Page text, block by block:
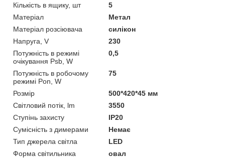
Кількість в ящику, шт
5
Матеріал
Метал
Матеріал розсіювача
силікон
Напруга, V
230
Потужність в режимі
очікування Psb, W
0,5
Потужність в робочому
режимі Pon, W
75
Розмір
500*420*45 мм
Світловий потік, lm
3550
Ступінь захисту
IP20
Сумісність з димерами
Немає
Тип джерела світла
LED
Форма світильника
овал